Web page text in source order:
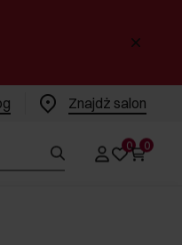
Znajdż salon
0 0